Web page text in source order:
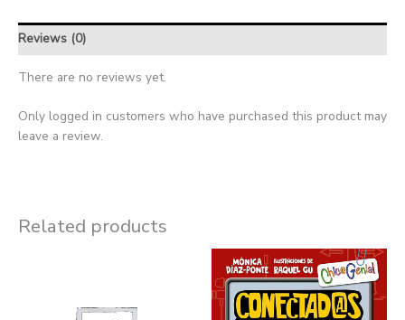
Reviews (0)
There are no reviews yet.
Only logged in customers who have purchased this product may
leave a review.
Related products